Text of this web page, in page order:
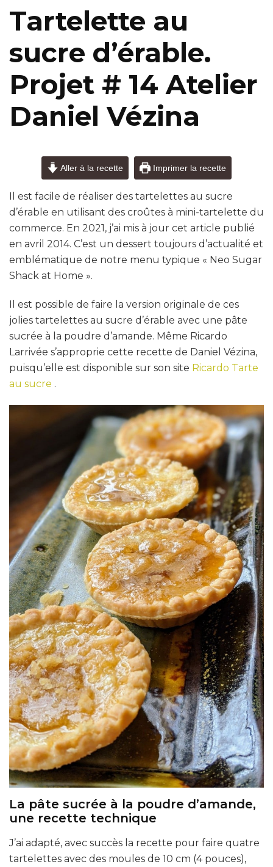
Tartelette au
sucre d’érable.
Projet # 14 Atelier
Daniel Vézina
Aller à la recette Imprimer la recette
Il est facile de réaliser des tartelettes au sucre
d’érable en utilisant des croûtes à mini-tartelette du
commerce. En 2021, j’ai mis à jour cet article publié
en avril 2014. C’est un dessert toujours d’actualité et
emblématique de notre menu typique « Neo Sugar
Shack at Home ».
Il est possible de faire la version originale de ces
jolies tartelettes au sucre d’érable avec une pâte
sucrée à la poudre d’amande. Même Ricardo
Larrivée s’approprie cette recette de Daniel Vézina,
puisqu’elle est disponible sur son site Ricardo Tarte
au sucre .
La pâte sucrée à la poudre d’amande,
une recette technique
J’ai adapté, avec succès la recette pour faire quatre
tartelettes avec des moules de 10 cm (4 pouces),